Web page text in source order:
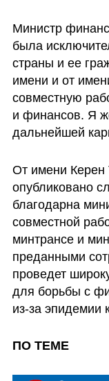
Министр
была
страны и ее
имени и от
совместную
и финансов. Я
дальнейшей
От имени
опубликовано
благодарна
совместной
минтрансе и
преданными
проведет
для борьбы с
из-за эпидемии
ПО ТЕМЕ